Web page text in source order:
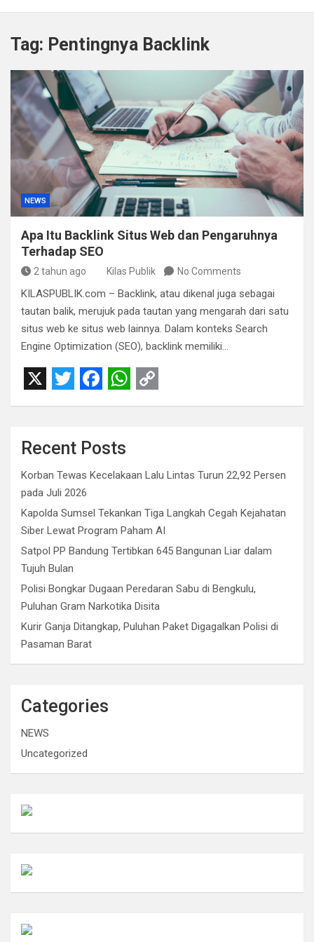
Kapolda Sumsel Tekankan Tiga Langkah Cegah
Satpol PP Bandung Tertibkan 645 Bangunan Liar dalam
Polisi Bongkar Dugaan Peredaran Sabu di Bengkulu,
Puluhan Gram Narkotika Disita
Kurir Ganja Ditangkap, Puluhan Paket Digagalkan Polisi
di Pasaman Barat
Tag: Pentingnya Backlink
NEWS
Apa Itu Backlink Situs Web dan Pengaruhnya
Terhadap SEO
2 tahun ago Kilas Publik No Comments
KILASPUBLIK.com – Backlink, atau dikenal juga sebagai
tautan balik, merujuk pada tautan yang mengarah dari satu
situs web ke situs web lainnya. Dalam konteks Search
Engine Optimization (SEO), backlink memiliki…
X T
i
t
t
e
r
F
c
e
b
o
o
k
W
a
t
A
p
p
C
y
i
n
k
Recent Posts
Korban Tewas Kecelakaan Lalu Lintas Turun 22,92 Persen
pada Juli 2026
Kapolda Sumsel Tekankan Tiga Langkah Cegah Kejahatan
Siber Lewat Program Paham AI
Satpol PP Bandung Tertibkan 645 Bangunan Liar dalam
Tujuh Bulan
Polisi Bongkar Dugaan Peredaran Sabu di Bengkulu,
Puluhan Gram Narkotika Disita
Kurir Ganja Ditangkap, Puluhan Paket Digagalkan Polisi di
Pasaman Barat
Categories
NEWS
Uncategorized